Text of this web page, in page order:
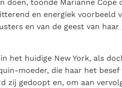
doen, toonde Marianne Cope
en energiek voorbeeld
en van de geest van haar
het huidige New York, als
moeder, die haar het besef
zij gedoopt en, om aan